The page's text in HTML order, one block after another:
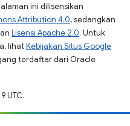
ini dilisensikan
Attribution 4.0, sedangkan
Lisensi Apache 2.0. Untuk
lihatKebijakan Situs Google
terdaftar dari Oracle
UTC.